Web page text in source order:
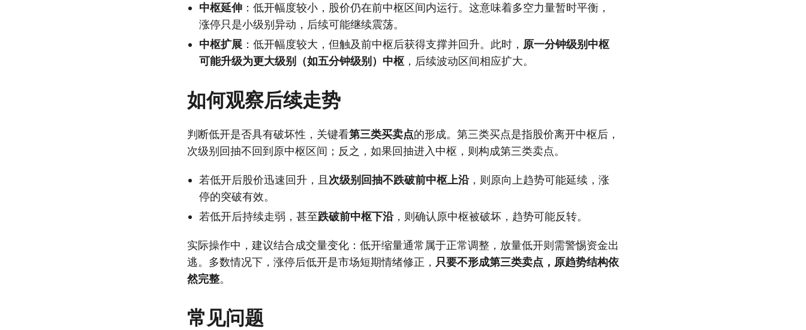
中枢延伸 ：低开幅度较小，股价仍在前中枢区间内运行。这意味着多空力量暂时平衡，
涨停只是小级别异动，后续可能继续震荡。
中枢扩展 ：低开幅度较大，但触及前中枢后获得支撑并回升。此时， 原一分钟级别中枢
可能升级为更大级别（如五分钟级别）中枢 ，后续波动区间相应扩大。
如何观察后续走势
判断低开是否具有破坏性，关键看第三类买卖点的形成。第三类买点是指股价离开中枢后，
次级别回抽不回到原中枢区间；反之，如果回抽进入中枢，则构成第三类卖点。
若低开后股价迅速回升，且 次级别回抽不跌破前中枢上沿，则原向上趋势可能延续，涨
停的突破有效。
若低开后持续走弱，甚至跌破前中枢下沿，则确认原中枢被破坏，趋势可能反转。
实际操作中，建议结合成交量变化：低开缩量通常属于正常调整，放量低开则需警惕资金出
逃。多数情况下，涨停后低开是市场短期情绪修正， 只要不形成第三类卖点，原趋势结构依
然完整。
常见问题